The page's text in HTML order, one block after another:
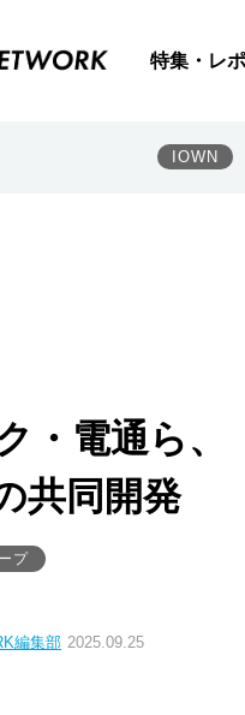
特集・レ
IOWN
・電通ら
共同開発
プ
編集部 2025.09.25